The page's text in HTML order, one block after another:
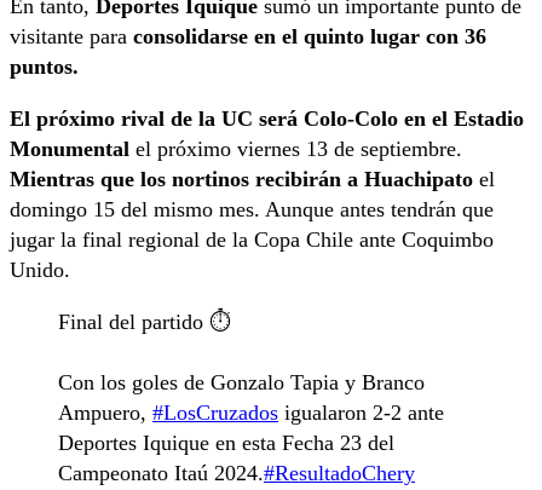
En tanto, Deportes Iquique sumó un importante punto de
visitante para consolidarse en el quinto lugar con 36
puntos.
El próximo rival de la UC será Colo-Colo en el Estadio
Monumental el próximo viernes 13 de septiembre.
Mientras que los nortinos recibirán a Huachipato el
domingo 15 del mismo mes. Aunque antes tendrán que
jugar la final regional de la Copa Chile ante Coquimbo
Unido.
Final del partido ⏱️
Con los goles de Gonzalo Tapia y Branco
Ampuero, #LosCruzados igualaron 2-2 ante
Deportes Iquique en esta Fecha 23 del
Campeonato Itaú 2024.#ResultadoChery